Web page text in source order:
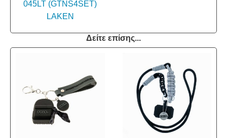
Δείτε επίσης...